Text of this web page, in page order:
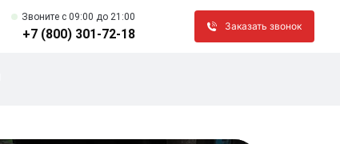
Звоните c 09:00 до 21:00
+7 (800) 301-72-18
Заказать звонок